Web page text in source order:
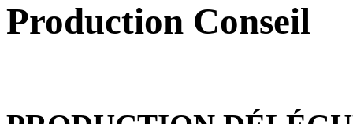
Production Conseil